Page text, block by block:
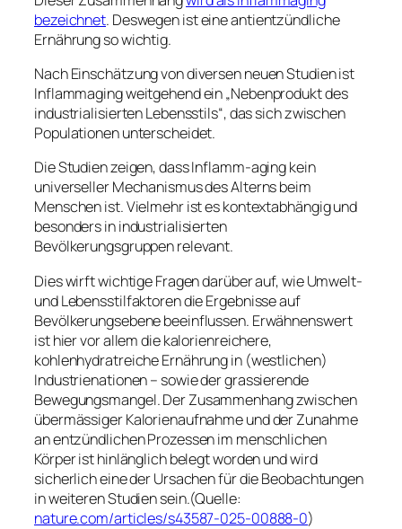
bezeichnet. Deswegen ist eine antientzündliche
Ernährung so wichtig.
Nach Einschätzung von diversen neuen Studien ist
Inflammaging weitgehend ein „Nebenprodukt des
industrialisierten Lebensstils“, das sich zwischen
Populationen unterscheidet.
Die Studien zeigen, dass Inflamm-aging kein
universeller Mechanismus des Alterns beim
Menschen ist. Vielmehr ist es kontextabhängig und
besonders in industrialisierten
Bevölkerungsgruppen relevant.
Dies wirft wichtige Fragen darüber auf, wie Umwelt-
und Lebensstilfaktoren die Ergebnisse auf
Bevölkerungsebene beeinflussen. Erwähnenswert
ist hier vor allem die kalorienreichere,
kohlenhydratreiche Ernährung in (westlichen)
Industrienationen – sowie der grassierende
Bewegungsmangel. Der Zusammenhang zwischen
übermässiger Kalorienaufnahme und der Zunahme
an entzündlichen Prozessen im menschlichen
Körper ist hinlänglich belegt worden und wird
sicherlich eine der Ursachen für die Beobachtungen
in weiteren Studien sein.(Quelle:
nature.com/articles/s43587-025-00888-0)